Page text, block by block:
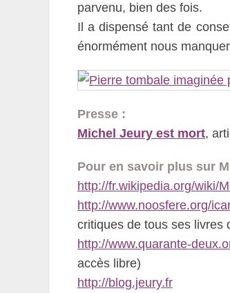
parvenu, bien des fois.
Il a dispensé tant de
énormément nous
Presse :
Michel Jeury est mort,
Pour en savoir plus sur
http://fr.wikipedia.org/wiki/
http://www.noosfere.org/
critiques de tous ses livres
http://www.quarante-
accès libre)
http://blog.jeury.fr